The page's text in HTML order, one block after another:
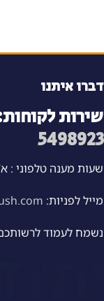
דברו איתנו
שירות
5498923
שעות מענה טלפוני : א’-ה’ 10:00 –
מייל לפניות:
נשמח לעמוד